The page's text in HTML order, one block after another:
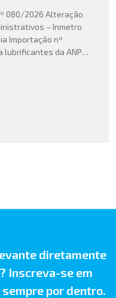
080/2026 Alteração
– Inmetro
Importação nº
lubrificantes da ANP
Imposto de
Europeia
DOU
Nº […]
diretamente
Inscreva-se em
por dentro.